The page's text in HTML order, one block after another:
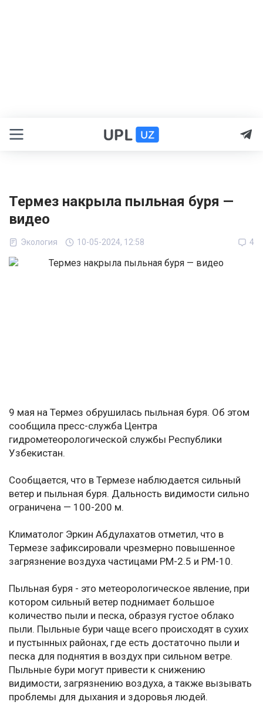
Термез накрыла пыльная буря —
видео
Экология 10-05-2024, 12:58 4
9 мая на Термез обрушилась пыльная буря. Об этом
сообщила пресс-служба Центра
гидрометеорологической службы Республики
Узбекистан.
Сообщается, что в Термезе наблюдается сильный
ветер и пыльная буря. Дальность видимости сильно
ограничена — 100-200 м.
Климатолог Эркин Абдулахатов отметил, что в
Термезе зафиксировали чрезмерно повышенное
загрязнение воздуха частицами РМ-2.5 и РМ-10.
Пыльная буря - это метеорологическое явление, при
котором сильный ветер поднимает большое
количество пыли и песка, образуя густое облако
пыли. Пыльные бури чаще всего происходят в сухих
и пустынных районах, где есть достаточно пыли и
песка для поднятия в воздух при сильном ветре.
Пыльные бури могут привести к снижению
видимости, загрязнению воздуха, а также вызывать
проблемы для дыхания и здоровья людей.